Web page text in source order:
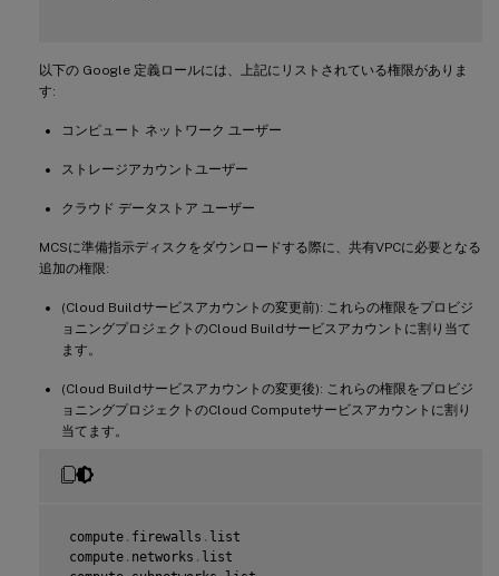
以下の Google 定義ロールには、上記にリストされている権限がありま
す:
コンピュート ネットワーク ユーザー
ストレージアカウントユーザー
クラウド データストア ユーザー
MCSに準備指示ディスクをダウンロードする際に、共有VPCに必要となる
追加の権限:
(Cloud Buildサービスアカウントの変更前): これらの権限をプロビジ
ョニングプロジェクトのCloud Buildサービスアカウントに割り当て
ます。
(Cloud Buildサービスアカウントの変更後): これらの権限をプロビジ
ョニングプロジェクトのCloud Computeサービスアカウントに割り
当てます。
compute . firewalls . list
compute . networks . list